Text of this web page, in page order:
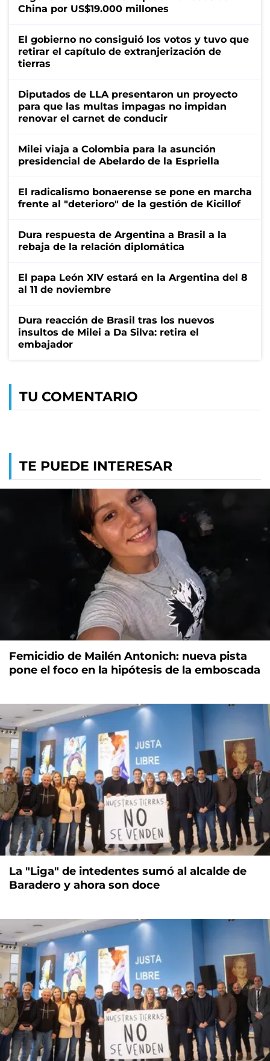
China por US$19.000 millones
El gobierno no consiguió los votos y tuvo que
retirar el capítulo de extranjerización de
tierras
Diputados de LLA presentaron un proyecto
para que las multas impagas no impidan
renovar el carnet de conducir
Milei viaja a Colombia para la asunción
presidencial de Abelardo de la Espriella
El radicalismo bonaerense se pone en marcha
frente al "deterioro" de la gestión de Kicillof
Dura respuesta de Argentina a Brasil a la
rebaja de la relación diplomática
El papa León XIV estará en la Argentina del 8
al 11 de noviembre
Dura reacción de Brasil tras los nuevos
insultos de Milei a Da Silva: retira el
embajador
TU COMENTARIO
TE PUEDE INTERESAR
Femicidio de Mailén Antonich: nueva pista
pone el foco en la hipótesis de la emboscada
La "Liga" de intedentes sumó al alcalde de
Baradero y ahora son doce